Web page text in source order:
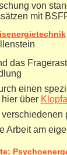
von
mit
das
einen
hier über
Arbeit am